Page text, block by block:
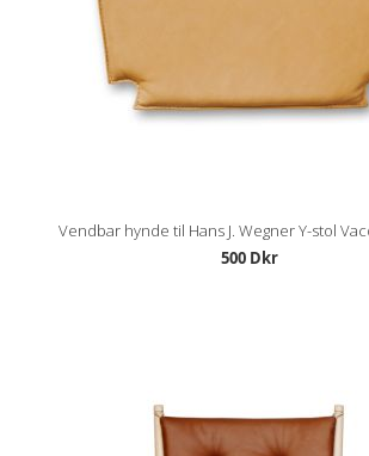
Vendbar hynde til Hans J. Wegner Y-stol
500 Dkr